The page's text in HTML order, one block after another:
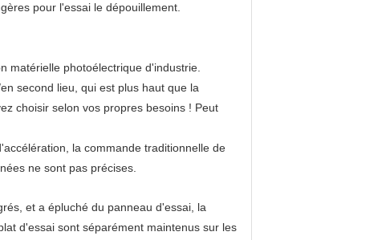
pour l'essai le dépouillement.
matérielle photoélectrique d'industrie.
second lieu, qui est plus haut que la
choisir selon vos propres besoins ! Peut
la commande traditionnelle de
ne sont pas précises.
et a épluché du panneau d'essai, la
d'essai sont séparément maintenus sur les